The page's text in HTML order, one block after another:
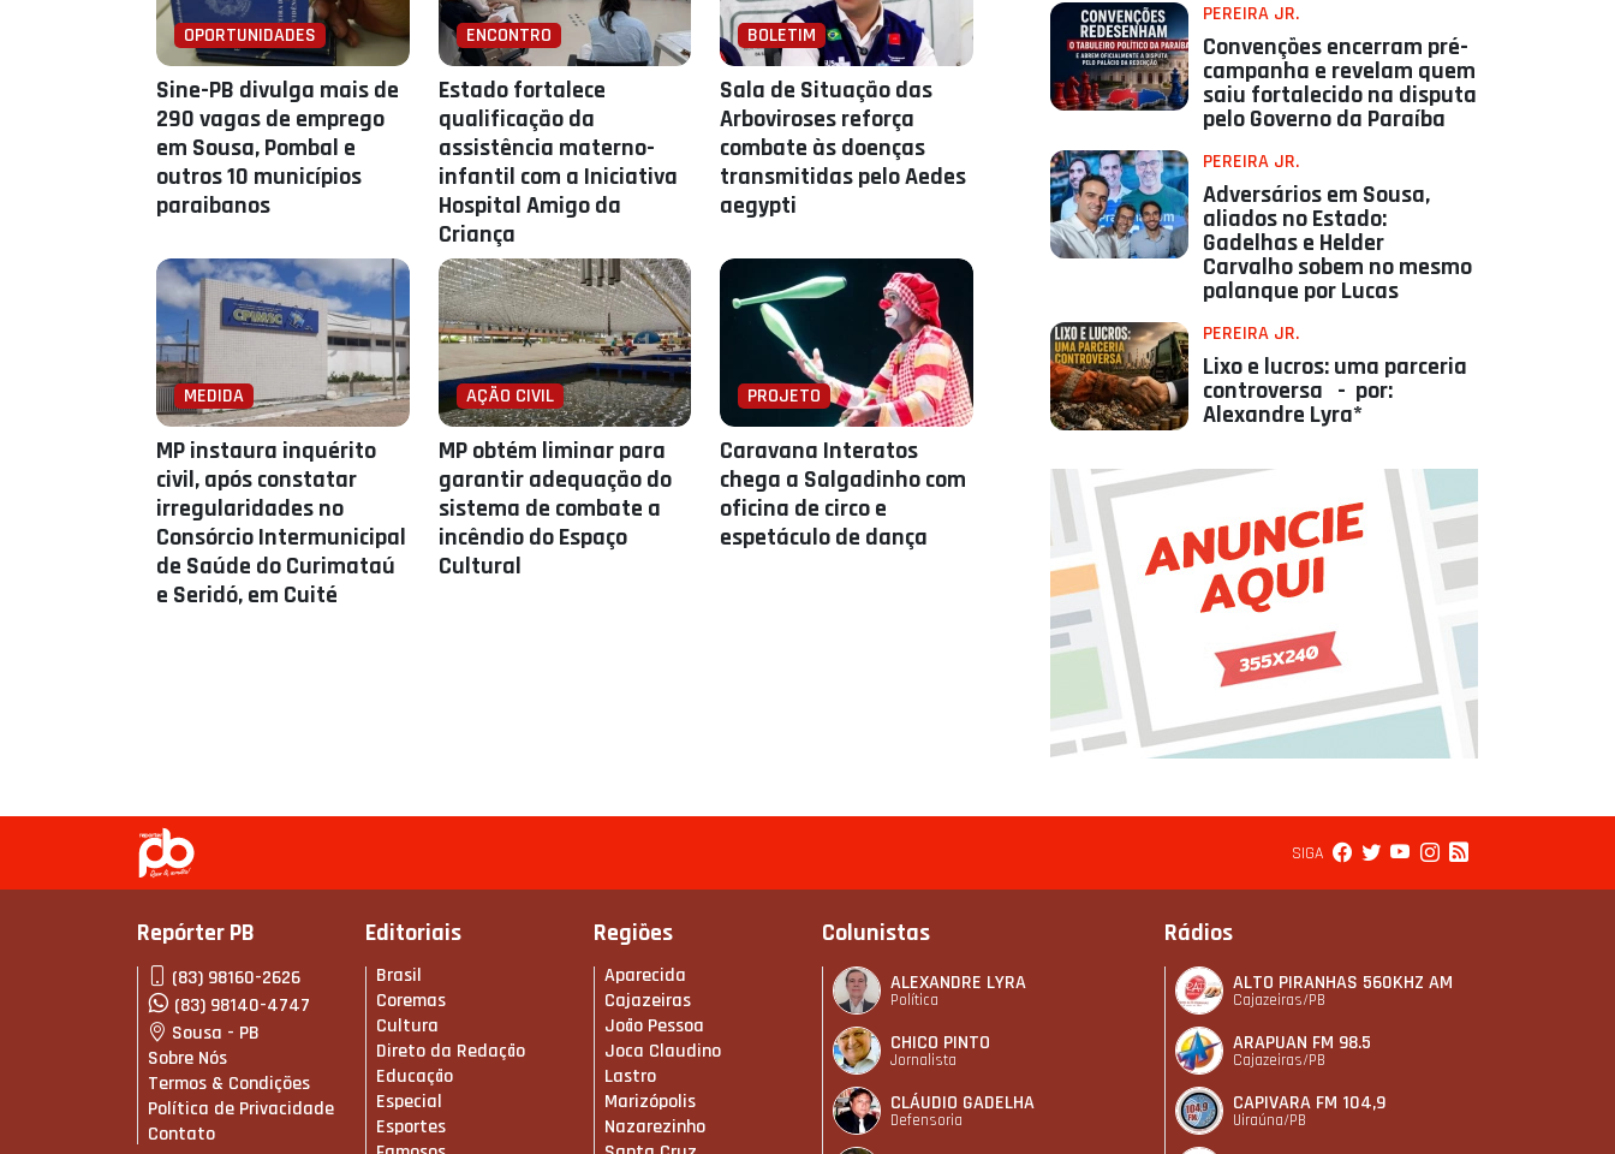
OPORTUNIDADES
Sine-PB divulga mais de
290 vagas de emprego
em Sousa, Pombal e
outros 10 municípios
paraibanos
ENCONTRO
Estado fortalece
qualificação da
assistência materno-
infantil com a Iniciativa
Hospital Amigo da
Criança
BOLETIM
Sala de Situação das
Arboviroses reforça
combate às doenças
transmitidas pelo Aedes
aegypti
MEDIDA
MP instaura inquérito
civil, após constatar
irregularidades no
Consórcio Intermunicipal
de Saúde do Curimataú
e Seridó, em Cuité
AÇÃO CIVIL
MP obtém liminar para
garantir adequação do
sistema de combate a
incêndio do Espaço
Cultural
PROJETO
Caravana Interatos
chega a Salgadinho com
oficina de circo e
espetáculo de dança
PEREIRA JR.
Convenções encerram pré-
campanha e revelam quem
saiu fortalecido na disputa
pelo Governo da Paraíba
PEREIRA JR.
Adversários em Sousa,
aliados no Estado:
Gadelhas e Helder
Carvalho sobem no mesmo
palanque por Lucas
PEREIRA JR.
Lixo e lucros: uma parceria
controversa - por:
Alexandre Lyra*
SIGA
Repórter PB
(83) 98160-2626
(83) 98140-4747
Sousa - PB
Sobre Nós
Termos & Condições
Política de Privacidade
Contato
Editoriais
Brasil
Coremas
Cultura
Direto da Redação
Educação
Especial
Esportes
Regiões
Aparecida
Cajazeiras
João Pessoa
Joca Claudino
Lastro
Marizópolis
Nazarezinho
Colunistas
ALEXANDRE LYRA
Política
CHICO PINTO
Jornalista
CLÁUDIO GADELHA
Defensoria
Rádios
ALTO PIRANHAS 560KHZ AM
Cajazeiras/PB
ARAPUAN FM 98.5
Cajazeiras/PB
CAPIVARA FM 104,9
Uiraúna/PB